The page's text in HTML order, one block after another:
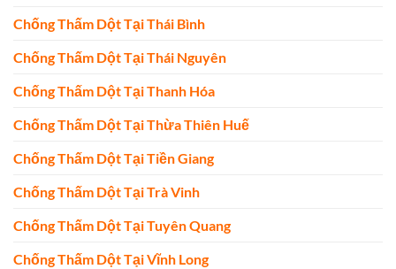
Chống Thấm Dột Tại Thái Bình
Chống Thấm Dột Tại Thái Nguyên
Chống Thấm Dột Tại Thanh Hóa
Chống Thấm Dột Tại Thừa Thiên Huế
Chống Thấm Dột Tại Tiền Giang
Chống Thấm Dột Tại Trà Vinh
Chống Thấm Dột Tại Tuyên Quang
Chống Thấm Dột Tại Vĩnh Long